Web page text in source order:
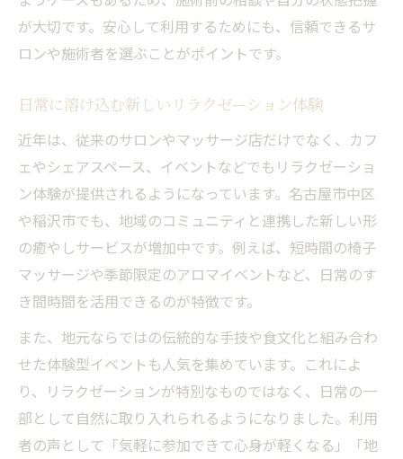
が大切です。安心して利用するためにも、信頼できるサ
ロンや施術者を選ぶことがポイントです。
日常に溶け込む新しいリラクゼーション体験
近年は、従来のサロンやマッサージ店だけでなく、カフ
ェやシェアスペース、イベントなどでもリラクゼーショ
ン体験が提供されるようになっています。名古屋市中区
や稲沢市でも、地域のコミュニティと連携した新しい形
の癒やしサービスが増加中です。例えば、短時間の椅子
マッサージや季節限定のアロマイベントなど、日常のす
き間時間を活用できるのが特徴です。
また、地元ならではの伝統的な手技や食文化と組み合わ
せた体験型イベントも人気を集めています。これによ
り、リラクゼーションが特別なものではなく、日常の一
部として自然に取り入れられるようになりました。利用
者の声として「気軽に参加できて心身が軽くなる」「地